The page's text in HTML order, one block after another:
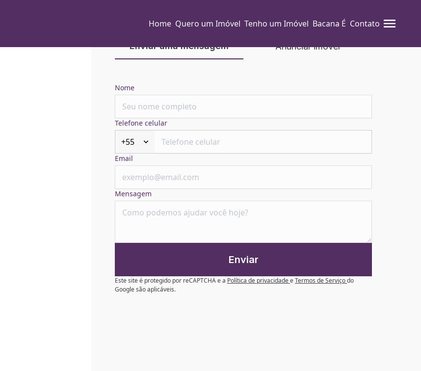
Home Quero um Imóvel Tenho um Imóvel Bacana É Contato
Enviar uma mensagem Anunciar imóvel
Nome
Telefone celular
+55
Email
Mensagem
Enviar
Este site é protegido por reCAPTCHA e a Política de privacidadeeTermos de Serviçodo
Google são aplicáveis.